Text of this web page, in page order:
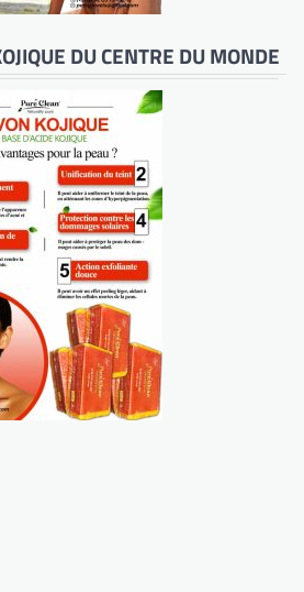
DU CENTRE DU MONDE